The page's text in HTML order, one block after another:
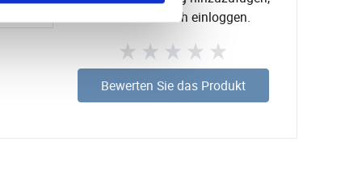
müssen Sie sich einloggen.
Bewerten Sie das Produkt